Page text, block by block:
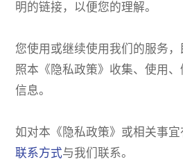
明的链接，以便您的理解。
您使用或继续使用我们的服务
照本《隐私政策》收集、使用
信息。
如对本《隐私政策》或相关事
联系方式与我们联系。